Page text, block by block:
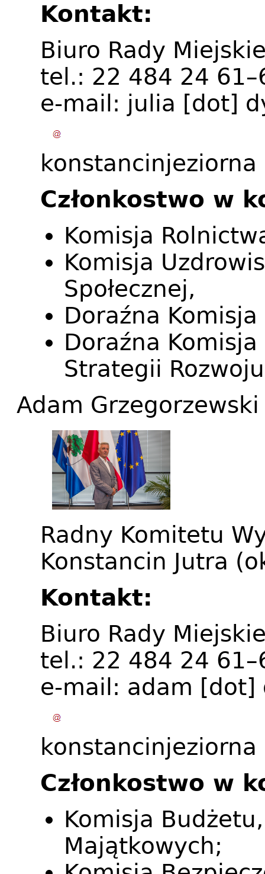
Kontakt:
Biuro Rady
tel.: 22 484 24
e-mail: julia [dot]
konstancinjeziorna
Członkostwo w
Komisja
Komisja
Społecznej,
Doraźna
Doraźna
Strategii
Adam Grzegorzewski
Radny Komitetu
Konstancin Jutra
Kontakt:
Biuro Rady
tel.: 22 484 24
e-mail: adam [dot]
konstancinjeziorna
Członkostwo w
Komisja
Majątkowych;